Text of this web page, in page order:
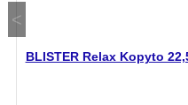
BLISTER Relax Kopyto